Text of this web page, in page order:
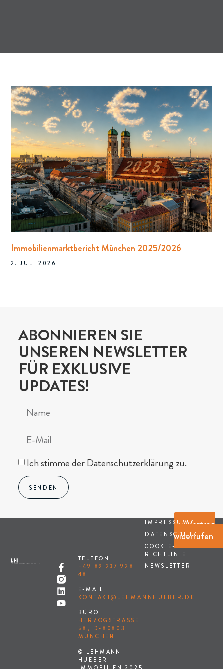
Immobilienmarktbericht München 2025/2026
2. JULI 2026
ABONNIEREN SIE
UNSEREN NEWSLETTER
FÜR EXKLUSIVE
UPDATES!
Ich stimme der Datenschutzerklärung zu.
SENDEN
TELEFON:
+49 89 237 928
48
E-MAIL:
KONTAKT@LEHMANNHUEBER.DE
BÜRO:
HERZOGSTRASSE 5
8, D-80803 M
ÜNCHEN
© LEHMANN
HUEBER
IMPRESSUM
DATENSCHUTZ
COOKIE-
RICHTLINIE
NEWSLETTER
Vertrag
widerrufen